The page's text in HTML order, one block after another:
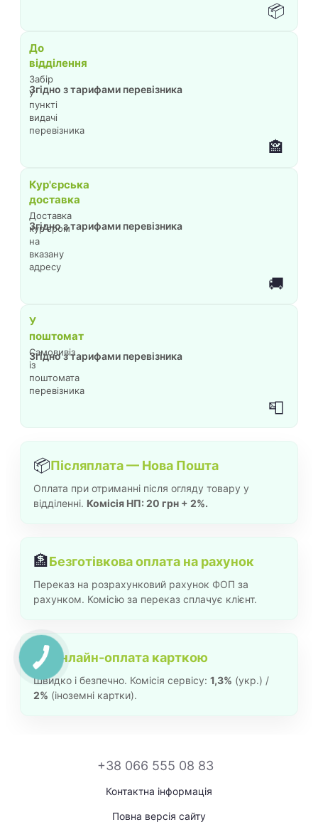
📦
🏤
До
відділення
Забір
у
пункті
видачі
перевізника
Згідно з тарифами перевізника
🚚
Кур'єрська
доставка
Доставка
кур'єром
на
вказану
адресу
Згідно з тарифами перевізника
📮
У
поштомат
Самовивіз
із
поштомата
перевізника
Згідно з тарифами перевізника
📦Післяплата — Нова Пошта
Оплата при отриманні після огляду товару у
відділенні. Комісія НП: 20 грн + 2%.
🏦Безготівкова оплата на рахунок
Переказ на розрахунковий рахунок ФОП за
рахунком. Комісію за переказ сплачує клієнт.
💳 Онлайн-оплата карткою
Швидко і безпечно. Комісія сервісу: 1,3% (укр.) /
2% (іноземні картки).
+38 066 555 08 83
Контактна інформація
Повна версія сайту